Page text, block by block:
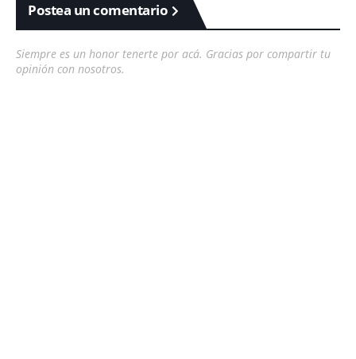
Postea un comentario
Siempre es un honor tenerte por acá. Gracias por compartir tu
opinión con nosotros.